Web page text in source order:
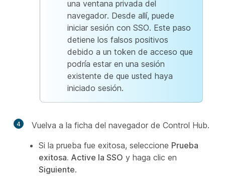
una ventana privada del
navegador. Desde allí, puede
iniciar sesión con SSO. Este paso
detiene los falsos positivos
debido a un token de acceso que
podría estar en una sesión
existente de que usted haya
iniciado sesión.
4
Vuelva a la ficha del navegador de Control Hub.
Si la prueba fue exitosa, seleccione Prueba
exitosa. Active la SSO y haga clic en
Siguiente.